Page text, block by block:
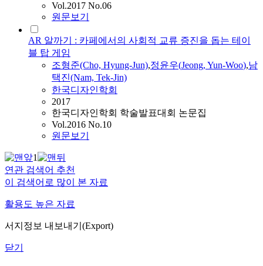
Vol.2017 No.06
원문보기
AR 알까기 : 카페에서의 사회적 교류 증진을 돕는 테이
블 탑 게임
조형준(Cho, Hyung-Jun),정윤우(Jeong, Yun-Woo),남
택진(Nam, Tek-Jin)
한국디자인학회
2017
한국디자인학회 학술발표대회 논문집
Vol.2016 No.10
원문보기
1
연관 검색어 추천
이 검색어로 많이 본 자료
활용도 높은 자료
서지정보 내보내기(Export)
닫기